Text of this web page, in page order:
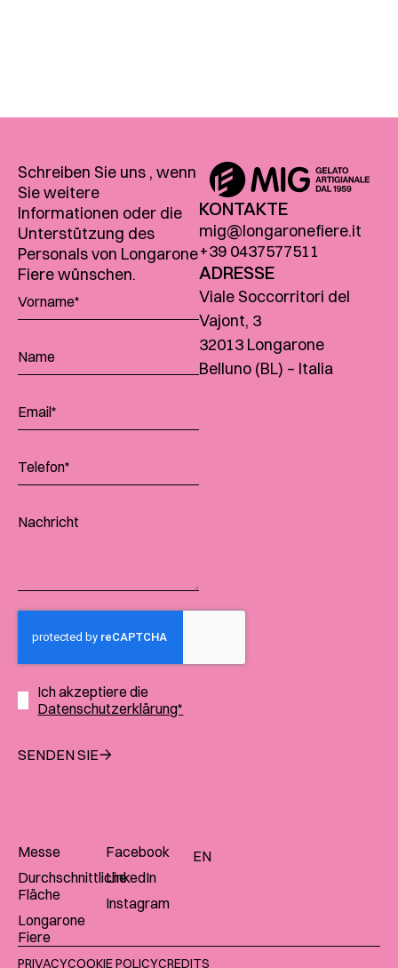
Schreiben Sie uns , wenn
Sie weitere
Informationen oder die
Unterstützung des
Personals von Longarone
Fiere wünschen.
Ich akzeptiere die
Datenschutzerklärung*
SENDEN SIE
KONTAKTE
mig@longaronefiere.it
+39 0437577511
ADRESSE
Viale Soccorritori del
Vajont, 3
32013 Longarone
Belluno (BL) – Italia
Messe
Durchschnittliche
Fläche
Longarone
Fiere
Facebook
LinkedIn
Instagram
EN
PRIVACYCOOKIE POLICYCREDITS